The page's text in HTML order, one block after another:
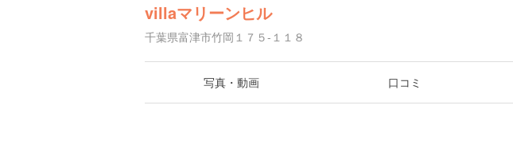
villaマリーンヒル
千葉県富津市竹岡１７５-１１８
写真・動画 口コミ